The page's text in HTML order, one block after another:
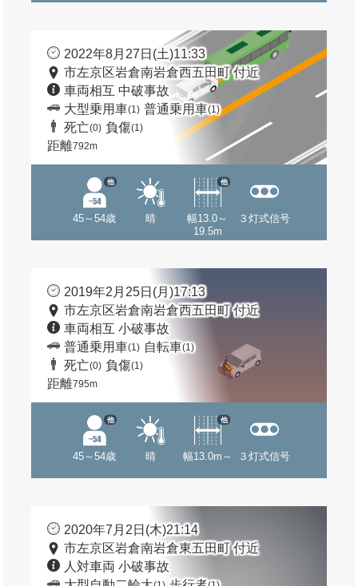
2022年8月27日(土)11:33
市左京区岩倉南岩倉西五田町 付近
車両相互 中破事故
大型乗用車(1) 普通乗用車(1)
死亡(0) 負傷(1)
距離792m
45～54歳
他
晴
幅13.0～
19.5m
他
３灯式信号
2019年2月25日(月)17:13
市左京区岩倉南岩倉西五田町 付近
車両相互 小破事故
普通乗用車(1) 自転車(1)
死亡(0) 負傷(1)
距離795m
45～54歳
他
晴 幅13.0m～
他
３灯式信号
2020年7月2日(木)21:14
市左京区岩倉南岩倉東五田町 付近
人対車両 小破事故